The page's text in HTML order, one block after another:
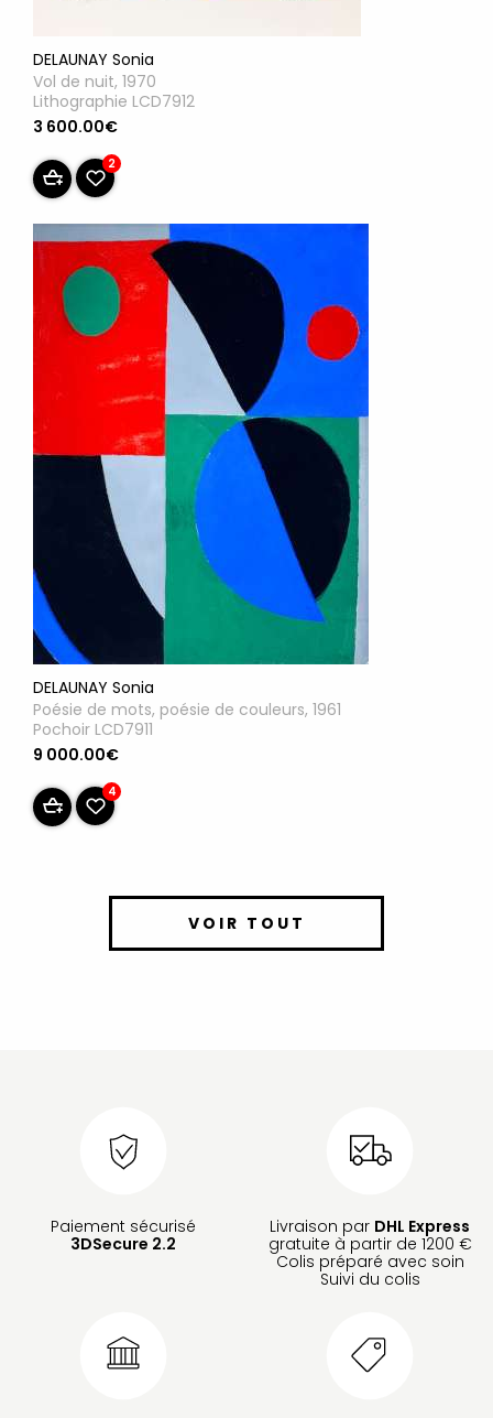
DELAUNAY Sonia
Vol de nuit, 1970
Lithographie LCD7912
3 600.00€
2
DELAUNAY Sonia
Poésie de mots, poésie de couleurs, 1961
Pochoir LCD7911
9 000.00€
4
VOIR TOUT
Paiement sécurisé
3DSecure 2.2
Livraison par DHL Express
gratuite à partir de 1200 €
Colis préparé avec soin
Suivi du colis